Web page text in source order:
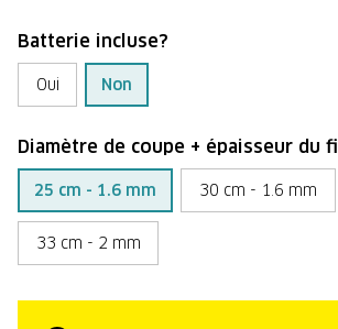
Batterie incluse?
Oui Non
Diamètre de coupe + épaisseur du fil
25 cm - 1.6 mm 30 cm - 1.6 mm
33 cm - 2 mm